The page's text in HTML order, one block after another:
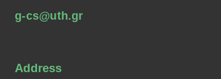
g-cs@uth.gr
Address